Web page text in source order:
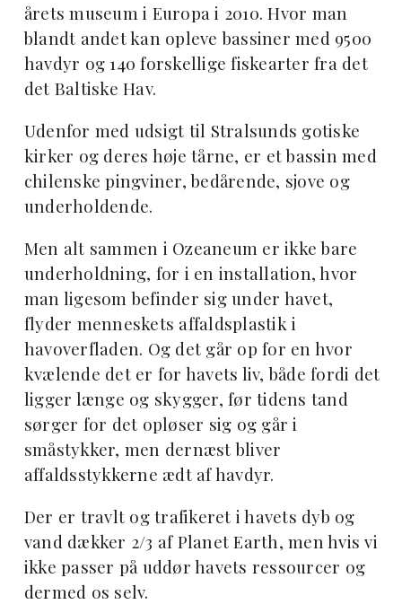
årets museum i Europa i 2010. Hvor man
blandt andet kan opleve bassiner med 9500
havdyr og 140 forskellige fiskearter fra det
det Baltiske Hav.
Udenfor med udsigt til Stralsunds gotiske
kirker og deres høje tårne, er et bassin med
chilenske pingviner, bedårende, sjove og
underholdende.
Men alt sammen i Ozeaneum er ikke bare
underholdning, for i en installation, hvor
man ligesom befinder sig under havet,
flyder menneskets affaldsplastik i
havoverfladen. Og det går op for en hvor
kvælende det er for havets liv, både fordi det
ligger længe og skygger, før tidens tand
sørger for det opløser sig og går i
småstykker, men dernæst bliver
affaldsstykkerne ædt af havdyr.
Der er travlt og trafikeret i havets dyb og
vand dækker 2/3 af Planet Earth, men hvis vi
ikke passer på uddør havets ressourcer og
dermed os selv.